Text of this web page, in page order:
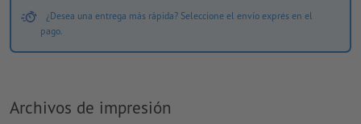
¿Desea una entrega más rápida? Seleccione el envío exprés en el
pago.
Archivos de impresión